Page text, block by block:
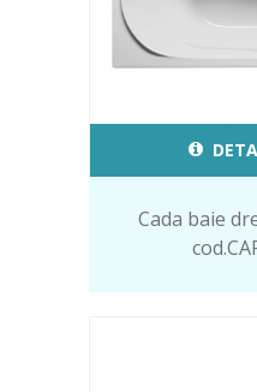
Cada baie